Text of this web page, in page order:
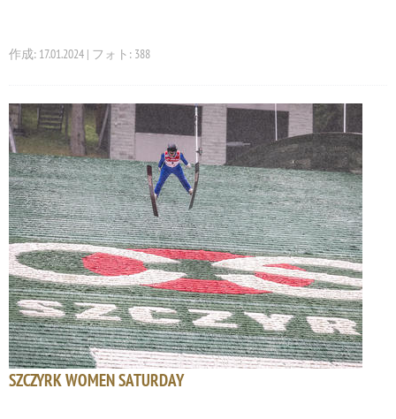
作成: 17.01.2024 | フォト: 388
SZCZYRK WOMEN SATURDAY